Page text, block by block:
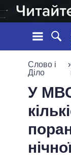
СТРІЧКА
СТАТТІ
ДУМКИ
ОГЛЯДИ
УСІ
Слово і
Діло
›
У